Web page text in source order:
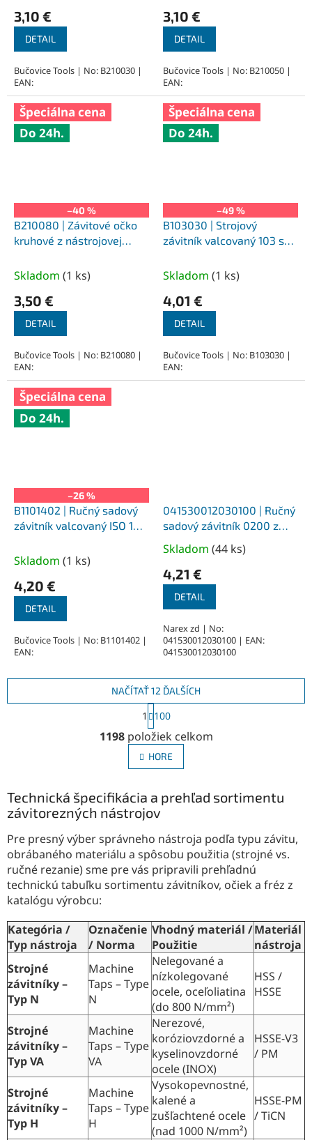
3,10 €
DETAIL
Bučovice Tools | No: B210030 |
EAN:
3,10 €
DETAIL
Bučovice Tools | No: B210050 |
EAN:
Špeciálna cena
Do 24h.
–40 %
B210080 | Závitové očko
kruhové z nástrojovej
priemer 25 mm, M8x1,25
Skladom (1 ks)
3,50 €
DETAIL
Bučovice Tools | No: B210080 |
EAN:
Špeciálna cena
Do 24h.
–49 %
B103030 | Strojový
závitník valcovaný 103 so
DIN 371, ISO 1, HSS M3x0,5
Skladom (1 ks)
4,01 €
DETAIL
Bučovice Tools | No: B103030 |
EAN:
Špeciálna cena
Do 24h.
–26 %
B1101402 | Ručný sadový
závitník valcovaný ISO 1
Skladom (1 ks)
4,20 €
DETAIL
Bučovice Tools | No: B1101402 |
EAN:
041530012030100 | Ručný
sadový závitník 0200 z
ISO 2 DIN 352 C, typ N, M3
I, HSS, 6H
Priemerné
hodnotenie
produktu
5,0
z
5
hviezdičiek.
Skladom (44 ks)
4,21 €
DETAIL
Narex zd | No:
041530012030100 | EAN:
041530012030100
O
v
l
á
a
c
i
e
p
r
v
k
ý
p
i
s
u
NAČÍTAŤ 12 ĎALŠÍCH
t
r
á
n
k
a
n
e
1 100
1198položiek celkom
HORE
Technická špecifikácia a prehľad sortimentu
závitorezných nástrojov
Pre presný výber správneho nástroja podľa typu závitu,
obrábaného materiálu a spôsobu použitia (strojné vs.
ručné rezanie) sme pre vás pripravili prehľadnú
technickú tabuľku sortimentu závitníkov, očiek a fréz z
katalógu výrobcu:
Kategória /
Typ nástroja
Označenie
/ Norma
Vhodný materiál /
Použitie
Materiál
nástroja
Strojné
závitníky –
Typ N
Machine
Taps – Type
N
Nelegované a
nízkolegované
ocele, oceľoliatina
(do 800 N/mm²)
HSS /
HSSE
Strojné
závitníky –
Typ VA
Machine
Taps – Type
VA
Nerezové,
koróziovzdorné a
kyselinovzdorné
ocele (INOX)
HSSE-V3
/ PM
Strojné
závitníky –
Typ H
Machine
Taps – Type
H
Vysokopevnostné,
kalené a
zušľachtené ocele
(nad 1000 N/mm²)
HSSE-PM
/ TiCN